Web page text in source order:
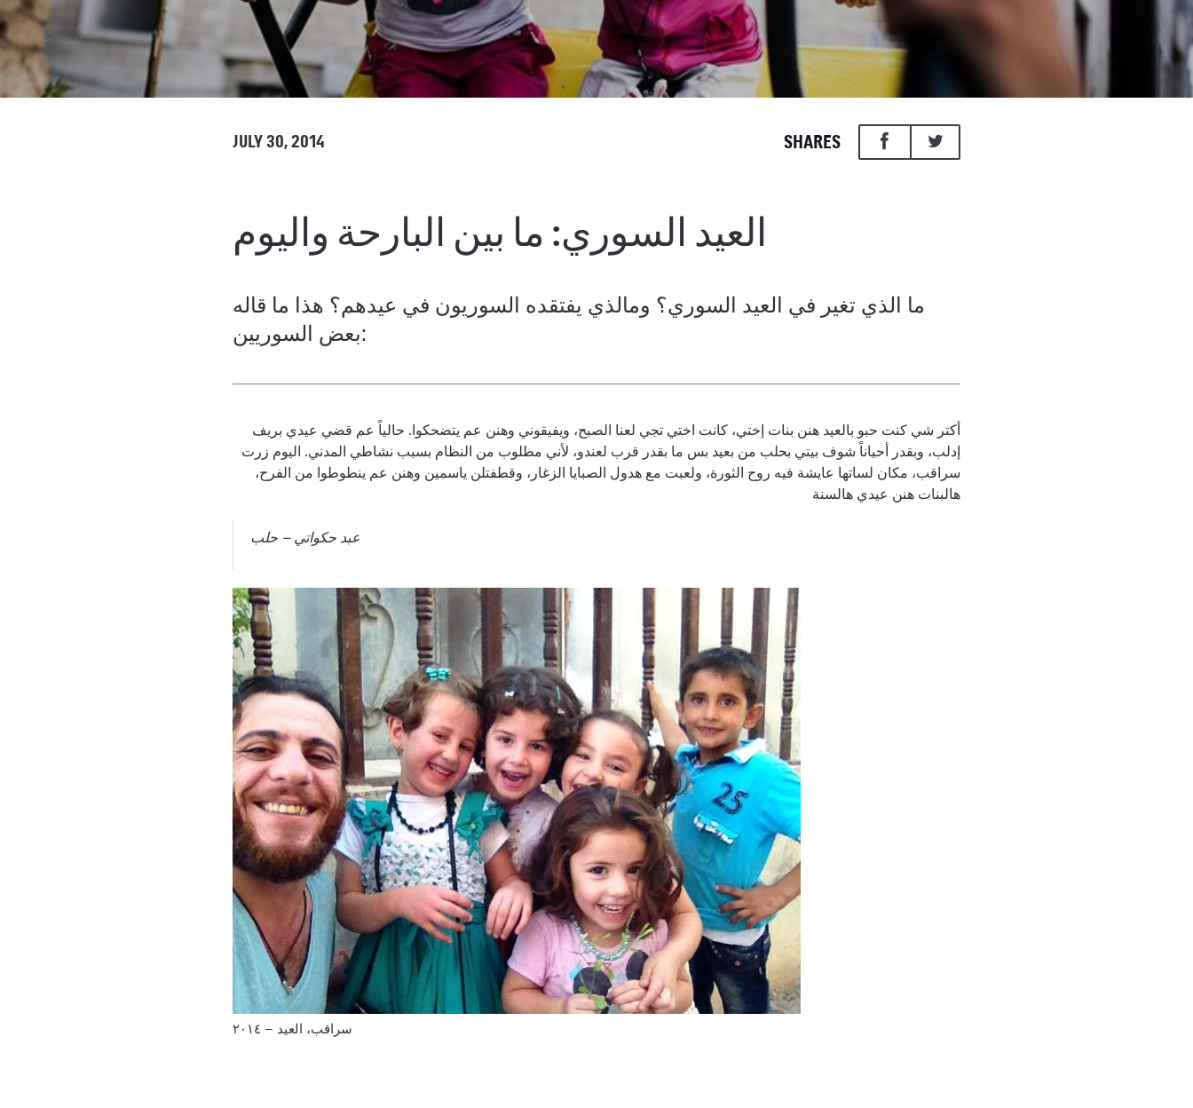
JULY 30, 2014 SHARES
العيد السوري: ما بين البارحة واليوم
ما الذي تغير في العيد السوري؟ ومالذي يفتقده السوريون في عيدهم؟ هذا ما قاله
بعض السوريين:
إدلب، وبقدر أحياناً شوف بيتي بحلب من بعيد بس ما بقدر قرب لعندو، لأني مطلوب من النظام بسبب نشاطي المدني. اليوم زرت
سراقب، مكان لساتها عايشة فيه روح الثورة، ولعبت مع هدول الصبايا الزغار، وقطفتلن ياسمين وهنن عم ينطوطوا من الفرح،
هالبنات هنن عيدي هالسنة
عبد حكواتي – حلب
سراقب، العيد – ٢٠١٤